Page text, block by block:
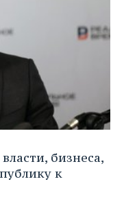
бизнеса,
к